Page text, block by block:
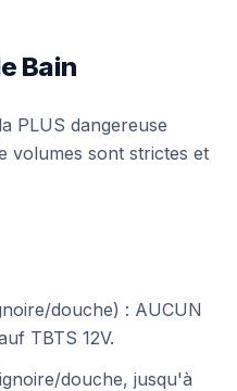
Bain
PLUS dangereuse
volumes sont strictes et
douche) : AUCUN
TBTS 12V.
douche, jusqu'à